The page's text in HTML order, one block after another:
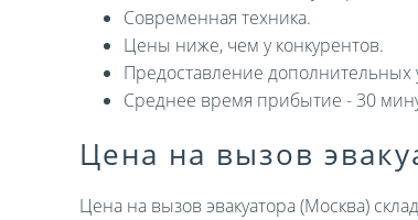
Современная техника.
Цены ниже, чем у конкурентов.
Предоставление дополнительных
Среднее время прибытие - 30
Цена на вызов
Цена на вызов эвакуатора (Москва)